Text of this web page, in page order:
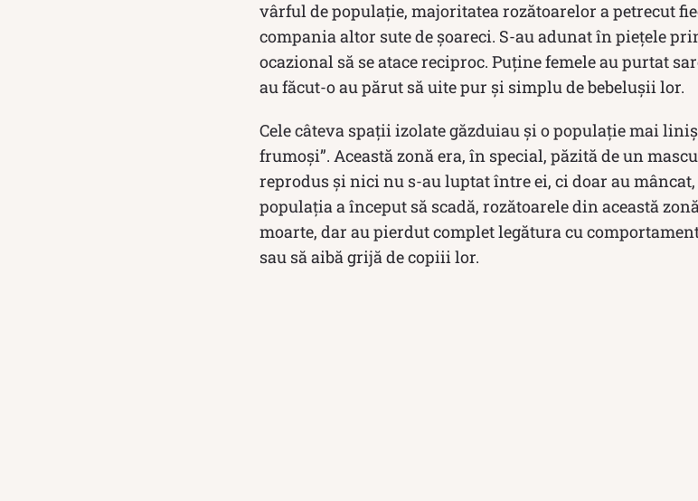
vârful de populație, majoritatea rozătoarelor a petrecut
compania altor sute de șoareci. S-au adunat în piețele
ocazional să se atace reciproc. Puține femele au purtat
au făcut-o au părut să uite pur și simplu de bebelușii lor.
Cele câteva spații izolate găzduiau și o populație mai
frumoși”. Această zonă era, în special, păzită de un
reprodus și nici nu s-au luptat între ei, ci doar au
populația a început să scadă, rozătoarele din această
moarte, dar au pierdut complet legătura cu
sau să aibă grijă de copiii lor.